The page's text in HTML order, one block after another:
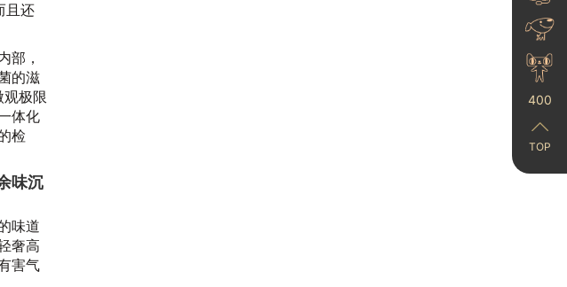
且还
部，
的滋
极限
体化
检
味沉
味道
奢高
害气
400
TOP